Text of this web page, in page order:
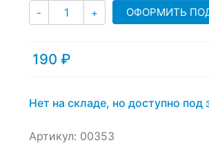
- Количество
+ ОФОРМИТЬ
190 ₽
Нет на складе, но доступно под
Артикул: 00353